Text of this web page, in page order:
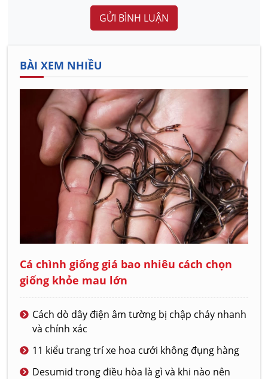
GỬI BÌNH LUẬN
BÀI XEM NHIỀU
Cá chình giống giá bao nhiêu cách chọn
giống khỏe mau lớn
Cách dò dây điện âm tường bị chập cháy nhanh
và chính xác
11 kiểu trang trí xe hoa cưới không đụng hàng
Desumid trong điều hòa là gì và khi nào nên